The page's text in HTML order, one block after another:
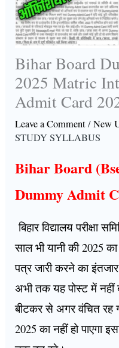
Bihar Board
2025 Matric
Admit Card
Leave a Comment/New
STUDY SYLLABUS
Bihar Board
Dummy Admit
बिहार विद्यालय परीक्षा
साल भी यानी की 2025
पत्र जारी करने का
अभी तक यह पोस्ट में नहीं
बीटकर से अगर वंचित रह
2025 का नहीं हो